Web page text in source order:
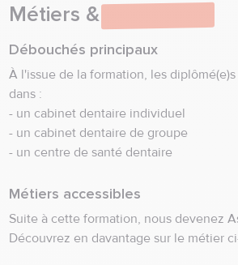
Métiers &
Débouchés principaux
À l'issue de la formation, les
dans :
- un cabinet dentaire individuel
- un cabinet dentaire de groupe
- un centre de santé dentaire
Métiers accessibles
Suite à cette formation, nous devenez
Découvrez en davantage sur le métier